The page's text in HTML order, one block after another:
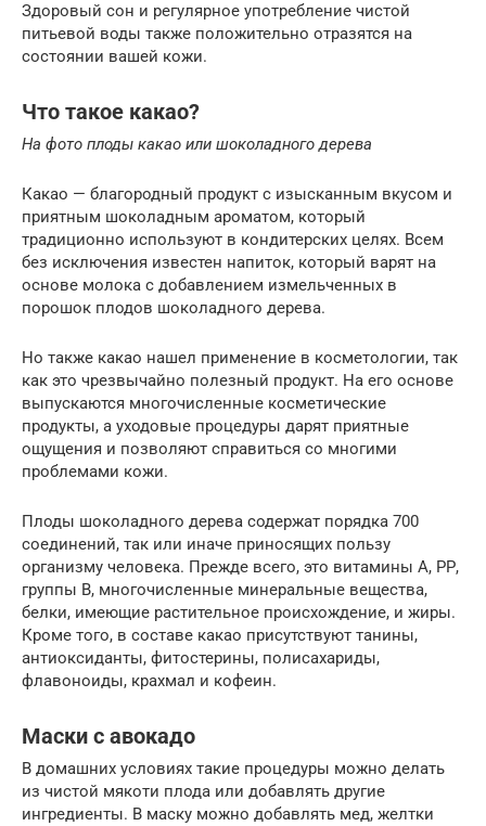
Здоровый сон и регулярное употребление чистой
питьевой воды также положительно отразятся на
состоянии вашей кожи.
Что такое какао?
На фото плоды какао или шоколадного дерева
Какао — благородный продукт с изысканным вкусом и
приятным шоколадным ароматом, который
традиционно используют в кондитерских целях. Всем
без исключения известен напиток, который варят на
основе молока с добавлением измельченных в
порошок плодов шоколадного дерева.
Но также какао нашел применение в косметологии, так
как это чрезвычайно полезный продукт. На его основе
выпускаются многочисленные косметические
продукты, а уходовые процедуры дарят приятные
ощущения и позволяют справиться со многими
проблемами кожи.
Плоды шоколадного дерева содержат порядка 700
соединений, так или иначе приносящих пользу
организму человека. Прежде всего, это витамины А, РР,
группы В, многочисленные минеральные вещества,
белки, имеющие растительное происхождение, и жиры.
Кроме того, в составе какао присутствуют танины,
антиоксиданты, фитостерины, полисахариды,
флавоноиды, крахмал и кофеин.
Маски с авокадо
В домашних условиях такие процедуры можно делать
из чистой мякоти плода или добавлять другие
ингредиенты. В маску можно добавлять мед, желтки